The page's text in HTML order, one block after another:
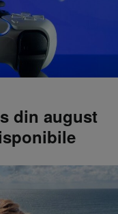
din august